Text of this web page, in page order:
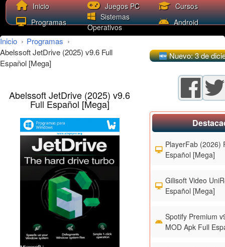
Inicio Juegos PC
Cursos
Programas
Sistemas
Operativos
Android
Inicio › Programas ›
Abelssoft JetDrive (2025) v9.6 Full
Español [Mega]
Abelssoft JetDrive (2025) v9.6
Full Español [Mega]
Nuevo: 3 de
PlayerFab (2026)
Español [Mega]
Gilisoft Video
Español [Mega]
Spotify Premium
MOD Apk Full